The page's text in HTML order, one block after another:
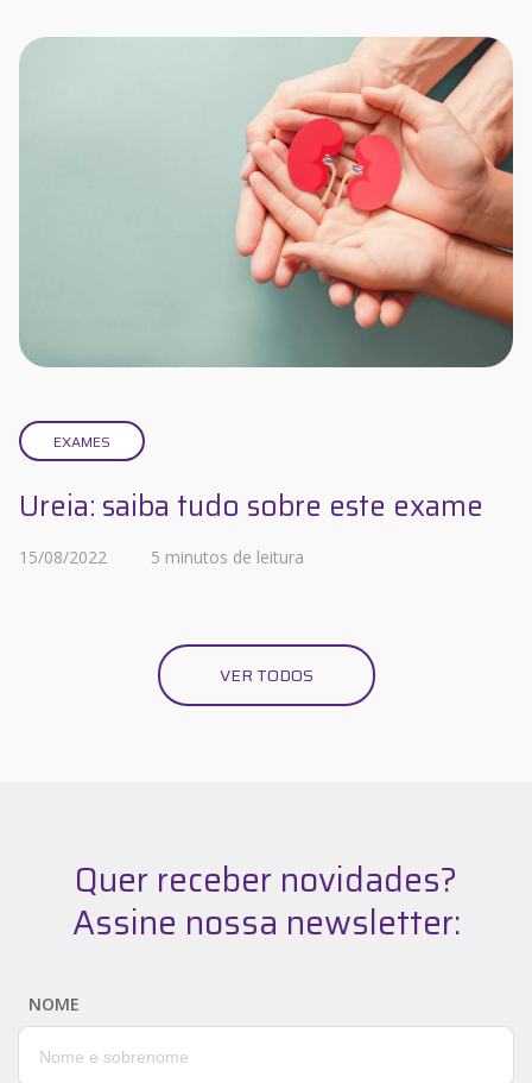
EXAMES
Ureia: saiba tudo sobre este exame
15/08/2022 5 minutos de leitura
VER TODOS
Quer receber novidades?
Assine nossa newsletter:
NOME